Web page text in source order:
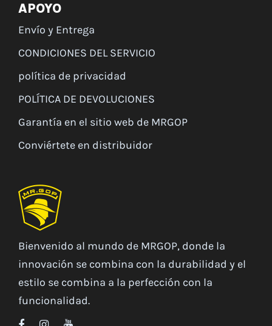
APOYO
Envío y Entrega
CONDICIONES DEL SERVICIO
política de privacidad
POLÍTICA DE DEVOLUCIONES
Garantía en el sitio web de MRGOP
Conviértete en distribuidor
Bienvenido al mundo de MRGOP, donde la
innovación se combina con la durabilidad y el
estilo se combina a la perfección con la
funcionalidad.